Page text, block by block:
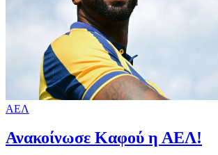
ΑΕΛ
Ανακοίνωσε Καφού η ΑΕΛ!